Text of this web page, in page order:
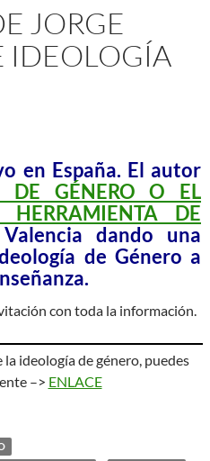
JORGE
IDEOLOGÍA
en España. El autor
DE GÉNERO O EL
HERRAMIENTA DE
dando una
de Género a
con toda la información.
la ideología de género, puedes
–> ENLACE